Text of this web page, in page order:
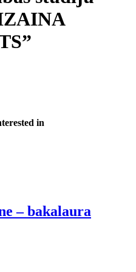
in
– bakalaura